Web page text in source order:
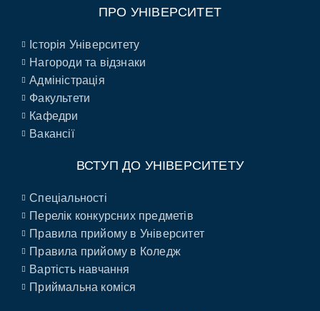
ПРО УНІВЕРСИТЕТ
Історія Університету
Нагороди та відзнаки
Адміністрація
Факультети
Кафедри
Вакансії
ВСТУП ДО УНІВЕРСИТЕТУ
Спеціальності
Перелік конкурсних предметів
Правила прийому в Університет
Правила прийому в Коледж
Вартість навчання
Приймальна коміся